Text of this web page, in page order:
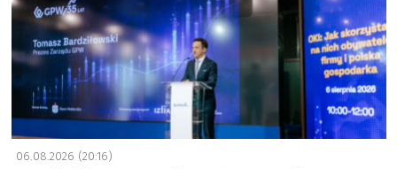
06.08.2026 (20:16)